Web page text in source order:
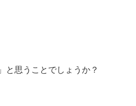
」と思うことでしょうか？